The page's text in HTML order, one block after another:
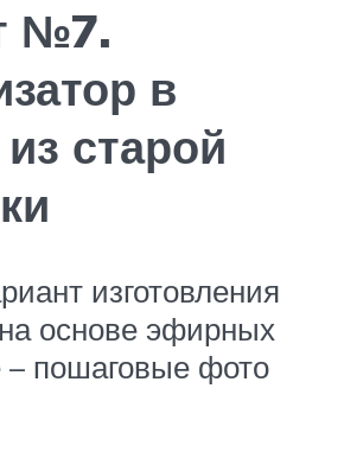
№7.
в
старой
изготовления
основе эфирных
пошаговые фото